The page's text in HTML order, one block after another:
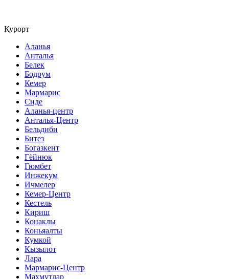
Курорт
Аланья
Анталья
Белек
Бодрум
Кемер
Мармарис
Сиде
Аланья-центр
Анталья-Центр
Бельдиби
Битез
Богазкент
Гёйнюк
Гюмбет
Инжекум
Ичмелер
Кемер-Центр
Кестель
Кириш
Конаклы
Коньяалты
Кумкой
Кызылот
Лара
Мармарис-Центр
Махмутлар